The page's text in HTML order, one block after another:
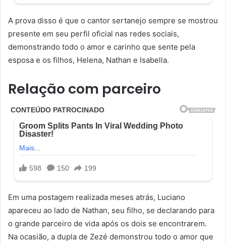
A prova disso é que o cantor sertanejo sempre se mostrou
presente em seu perfil oficial nas redes sociais,
demonstrando todo o amor e carinho que sente pela
esposa e os filhos, Helena, Nathan e Isabella.
Relação com parceiro
Em uma postagem realizada meses atrás, Luciano
apareceu ao lado de Nathan, seu filho, se declarando para
o grande parceiro de vida após os dois se encontrarem.
Na ocasião, a dupla de Zezé demonstrou todo o amor que